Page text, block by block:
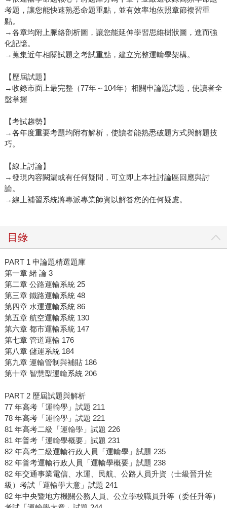
考題，讓您能快速熟悉命題重點，並有效率地依照章節複習重
點。
→各章均附上脈絡剖析圖，讓您能延伸學習思維樹狀圖，進而強
化記憶。
→蒐集近年相關試題之考試重點，建立完整運輸學架構。
【歷屆試題】
→收錄市面上最完整（77年～104年）相關申論題試題，使讀者全
盤掌握
【考試趨勢】
→各年度重要考題均附有解析，使讀者能熟悉破題方式與解題技
巧。
【線上討論】
→發現內容闕漏或有任何疑問，可立即上本社討論區回應與討
論。
→線上補習系統將專派專業師資以解答您的任何疑慮。
目錄
PART 1 申論題精選題庫
第一章 緒 論 3
第二章 公路運輸系統 25
第三章 鐵路運輸系統 48
第四章 水運運輸系統 86
第五章 航空運輸系統 130
第六章 都市運輸系統 147
第七章 管道運輸 176
第八章 儲運系統 184
第九章 運輸管制與補貼 186
第十章 智慧型運輸系統 206
PART 2 歷屆試題與解析
77 年高考「運輸學」試題 211
78 年高考「運輸學」試題 221
81 年高考二級「運輸學」試題 226
81 年普考「運輸學概要」試題 231
82 年高考二級運輸行政人員「運輸學」試題 235
82 年普考運輸行政人員「運輸學概要」試題 238
82 年交通事業電信、水運、民航、公路人員升資（士級晉升佐
級）考試「運輸學大意」試題 241
82 年中央暨地方機關公務人員、公立學校職員升等（委任升等）